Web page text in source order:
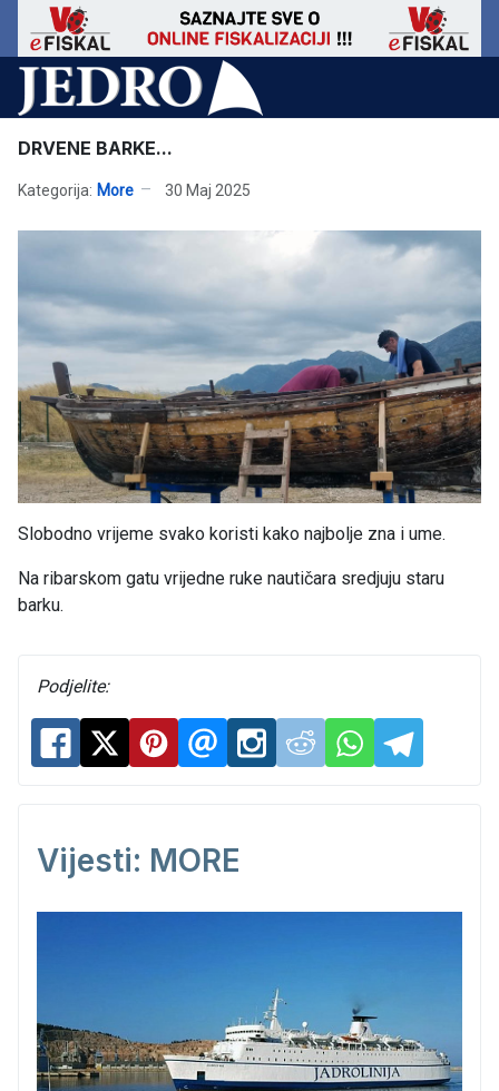
DRVENE BARKE...
Kategorija: More 30 Maj 2025
Slobodno vrijeme svako koristi kako najbolje zna i ume.
Na ribarskom gatu vrijedne ruke nautičara sredjuju staru
barku.
Podjelite:
Vijesti: MORE